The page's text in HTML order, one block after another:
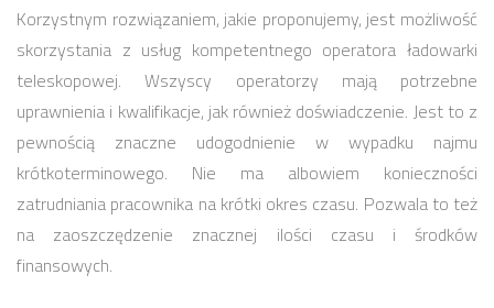
Korzystnym rozwiązaniem, jakie proponujemy, jest możliwość
skorzystania z usług kompetentnego operatora ładowarki
teleskopowej. Wszyscy operatorzy mają potrzebne
uprawnienia i kwalifikacje, jak również doświadczenie. Jest to z
pewnością znaczne udogodnienie w wypadku najmu
krótkoterminowego. Nie ma albowiem konieczności
zatrudniania pracownika na krótki okres czasu. Pozwala to też
na zaoszczędzenie znacznej ilości czasu i środków
finansowych.